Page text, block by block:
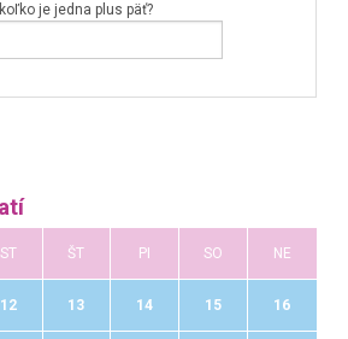
je jedna plus päť?
ST ŠT PI SO NE
12 13 14 15 16